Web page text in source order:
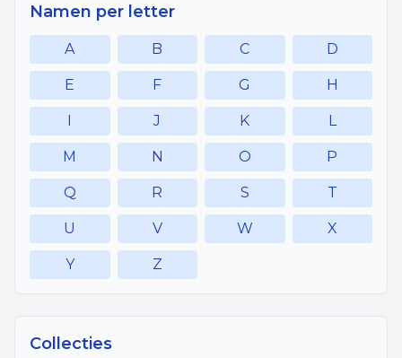
Namen per letter
A B C D
E F G H
I J K L
M N O P
Q R S T
U V W X
Y Z
Collecties